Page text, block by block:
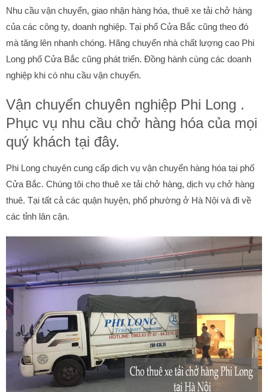
Nhu cầu vận chuyển, giao nhận hàng hóa, thuê xe tải chở hàng
của các công ty, doanh nghiệp. Tại phố Cửa Bắc cũng theo đó
mà tăng lên nhanh chóng. Hãng chuyển nhà chất lượng cao Phi
Long phố Cửa Bắc cũng phát triển. Đồng hành cùng các doanh
nghiệp khi có nhu cầu vận chuyển.
Vận chuyển chuyên nghiệp Phi Long .
Phục vụ nhu cầu chở hàng hóa của mọi
quý khách tại đây.
Phi Long chuyên cung cấp dịch vụ vận chuyển hàng hóa tại phố
Cửa Bắc. Chúng tôi cho thuê xe tải chở hàng, dịch vụ chở hàng
thuê. Tại tất cả các quận huyện, phố phường ở Hà Nội và đi về
các tỉnh lân cận.